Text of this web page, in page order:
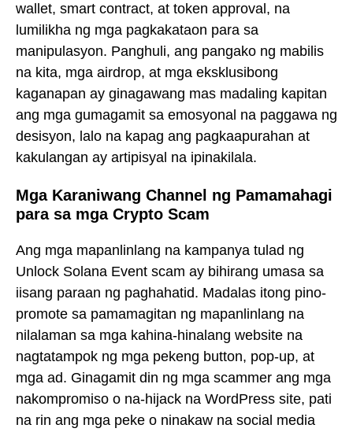
wallet, smart contract, at token approval, na
lumilikha ng mga pagkakataon para sa
manipulasyon. Panghuli, ang pangako ng mabilis
na kita, mga airdrop, at mga eksklusibong
kaganapan ay ginagawang mas madaling kapitan
ang mga gumagamit sa emosyonal na paggawa ng
desisyon, lalo na kapag ang pagkaapurahan at
kakulangan ay artipisyal na ipinakilala.
Mga Karaniwang Channel ng Pamamahagi
para sa mga Crypto Scam
Ang mga mapanlinlang na kampanya tulad ng
Unlock Solana Event scam ay bihirang umasa sa
iisang paraan ng paghahatid. Madalas itong pino-
promote sa pamamagitan ng mapanlinlang na
nilalaman sa mga kahina-hinalang website na
nagtatampok ng mga pekeng button, pop-up, at
mga ad. Ginagamit din ng mga scammer ang mga
nakompromiso o na-hijack na WordPress site, pati
na rin ang mga peke o ninakaw na social media